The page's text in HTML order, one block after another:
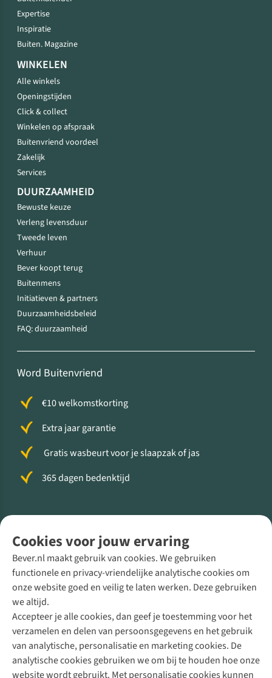
Cookies voor jouw ervaring
Bever.nl maakt gebruik van cookies. We gebruiken
functionele en privacy-vriendelijke analytische cookies om
onze website goed en veilig te laten werken. Deze gebruiken
we altijd.
Accepteer je alle cookies, dan geef je toestemming voor het
verzamelen en delen van persoonsgegevens en het gebruik
van analytische, personalisatie en marketing cookies. De
analytische cookies gebruiken we om bij te houden hoe onze
website wordt gebruikt. Met personalisatie cookies kunnen
Expertise
Inspiratie
Buiten. Magazine
WINKELEN
Alle winkels
Openingstijden
Click & collect
Winkelen op afspraak
Buitenvriend voordeel
Zakelijk
Services
DUURZAAMHEID
Bewuste keuze
Verleng levensduur
Tweede leven
Verhuur
Bever koopt terug
Buitenmens
Initiatieven & partners
Duurzaamheidsbeleid
FAQ: duurzaamheid
Word Buitenvriend
€10 welkomstkorting
Extra jaar garantie
Gratis wasbeurt voor je slaapzak of jas
365 dagen bedenktijd
Direct advies van een Buitenexpert
+31 (0)85 888 50 88
+31 6 12 28 49 80
Contactformulier